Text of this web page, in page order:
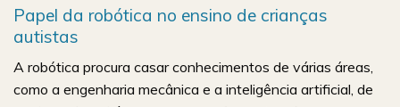
Papel da robótica no ensino de crianças
autistas
A robótica procura casar conhecimentos de várias áreas,
como a engenharia mecânica e a inteligência artificial, de